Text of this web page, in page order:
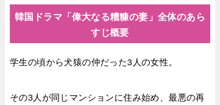
韓国ドラマ「偉大なる糟糠の妻」全体のあら
すじ概要
学生の頃から犬猿の仲だった3人の女性。
その3人が同じマンションに住み始め、最悪の再